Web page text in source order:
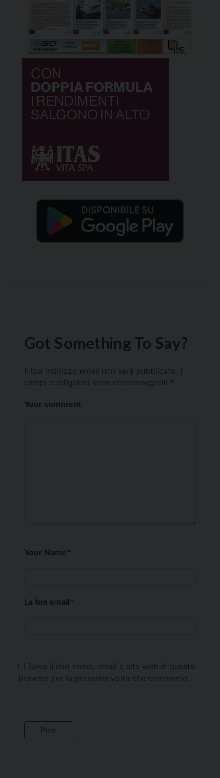
Got Something To Say?
Il tuo indirizzo email non sarà pubblicato.
campi obbligatori sono contrassegnati *
Your comment
Your Name*
La tua email*
Salva il mio nome, email e sito web in questo
browser per la prossima volta che commento.